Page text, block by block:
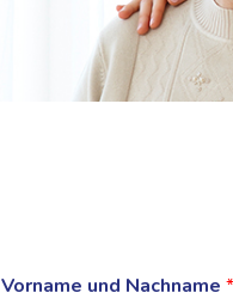
Vorname und Nachname *